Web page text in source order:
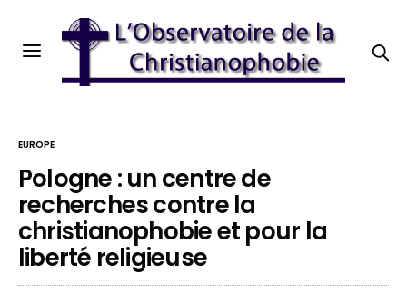
EUROPE
Pologne : un centre de
recherches contre la
christianophobie et pour la
liberté religieuse